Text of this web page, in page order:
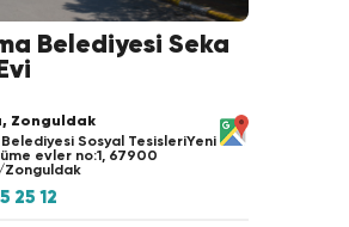
Belediyesi Seka
Zonguldak
Sosyal TesisleriYeni
evler no:1, 67900
Zonguldak
25 12